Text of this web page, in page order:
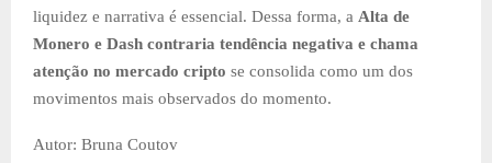
liquidez e narrativa é essencial. Dessa forma, a Alta de
Monero e Dash contraria tendência negativa e chama
atenção no mercado cripto se consolida como um dos
movimentos mais observados do momento.
Autor: Bruna Coutov